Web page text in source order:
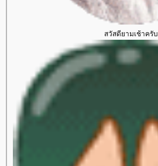
สวัสดียามเช้าครับ